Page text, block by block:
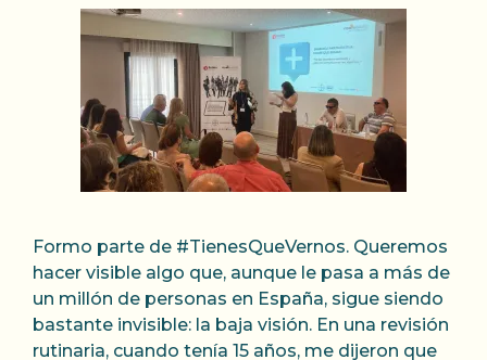
Formo parte de #TienesQueVernos. Queremos
hacer visible algo que, aunque le pasa a más de
un millón de personas en España, sigue siendo
bastante invisible: la baja visión. En una revisión
rutinaria, cuando tenía 15 años, me dijeron que